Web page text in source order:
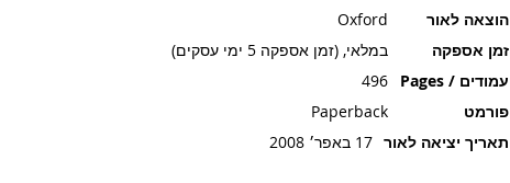
הוצאה לאור
Oxford
זמן אספקה
במלאי, (זמן אספקה 5 ימי עסקים)
עמודים / Pages
496
פורמט
Paperback
תאריך יציאה לאור 17 באפר׳ 2008